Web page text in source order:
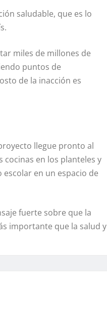
saludable, que es lo
miles de millones de
puntos de
de la inacción es
llegue pronto al
en los planteles y
en un espacio de
fuerte sobre que la
importante que la salud y